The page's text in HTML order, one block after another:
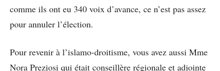
comme ils ont eu 340 voix d’avance, ce n’est pas assez
pour annuler l’élection.
Pour revenir à l’islamo-droitisme, vous avez aussi Mme
Nora Preziosi qui était conseillère régionale et adjointe